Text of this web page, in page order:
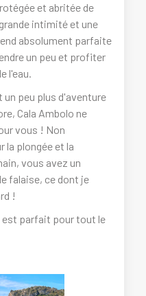
et abritée de
intimité et une
absolument parfaite
un peu et profiter
l'eau.
un peu plus d'aventure
Cala Ambolo ne
vous ! Non
la plongée et la
vous avez un
falaise, ce dont je
!
est parfait pour tout le